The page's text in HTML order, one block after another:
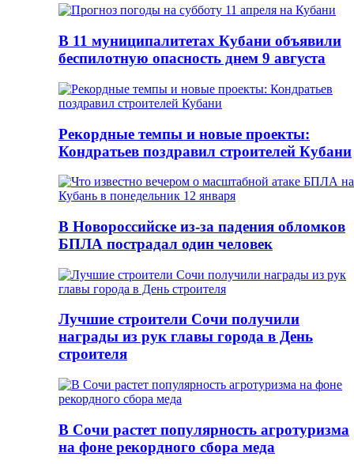
В 11 муниципалитетах Кубани объявили
беспилотную опасность днем 9 августа
Рекордные темпы и новые проекты:
Кондратьев поздравил строителей Кубани
В Новороссийске из-за падения обломков
БПЛА пострадал один человек
Лучшие строители Сочи получили
награды из рук главы города в День
строителя
В Сочи растет популярность агротуризма
на фоне рекордного сбора меда